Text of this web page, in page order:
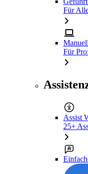
Für
Für
Assist
25+